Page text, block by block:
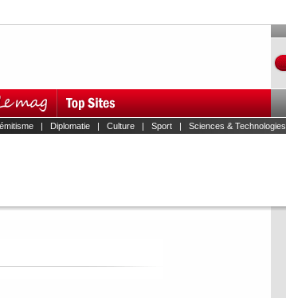
| Diplomatie| Culture| Sport| Sciences & Technologies